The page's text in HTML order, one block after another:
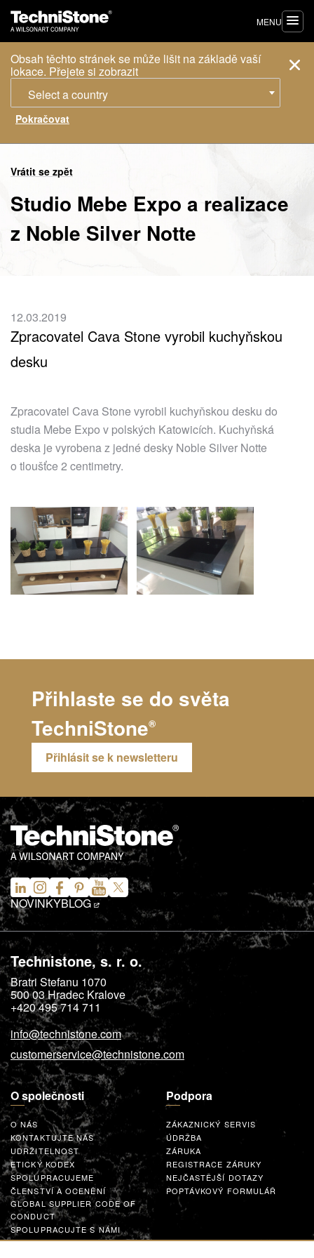
Obsah těchto stránek se může lišit na základě vaší
lokace. Přejete si zobrazit
Select a country
MENU
Vrátit se zpět
Studio Mebe Expo a realizace
z Noble Silver Notte
12.03.2019
Zpracovatel Cava Stone vyrobil kuchyňskou
desku
Zpracovatel Cava Stone vyrobil kuchyňskou desku do
studia Mebe Expo v polských Katowicích. Kuchyňská
deska je vyrobena z jedné desky Noble Silver Notte
o tloušťce 2 centimetry.
Přihlaste se do světa
TechniStone®
Přihlásit se k newsletteru
NOVINKYBLOG
Technistone, s. r. o.
Bratri Stefanu 1070
500 03Hradec Kralove
+420 495 714 711
info@technistone.com
customerservice@technistone.com
O společnosti
O NÁS
KONTAKTUJTE NÁS
UDRŽITELNOST
ETICKÝ KODEX
SPOLUPRACUJEME
ČLENSTVÍ A OCENĚNÍ
GLOBAL SUPPLIER CODE OF
CONDUCT
SPOLUPRACUJTE S NÁMI
Podpora
ZÁKAZNICKÝ SERVIS
ÚDRŽBA
ZÁRUKA
REGISTRACE ZÁRUKY
NEJČASTĚJŠÍ DOTAZY
POPTÁVKOVÝ FORMULÁŘ